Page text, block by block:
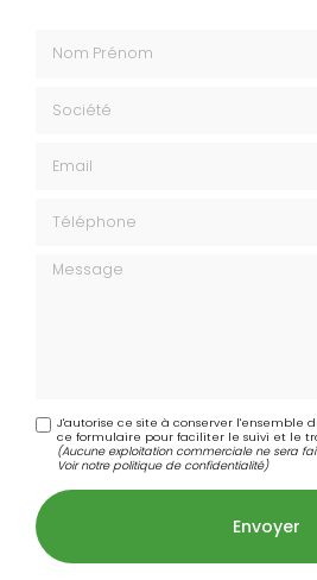
Message
J'autorise ce site à conserver l'ensemble
ce formulaire pour faciliter le suivi et le
(Aucune exploitation commerciale ne sera
Voir notrepolitique de confidentialité)